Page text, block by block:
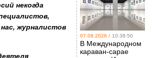
некогда
журналистов
07.08.2026 / 10:38:50
В Международном
караван-сарае